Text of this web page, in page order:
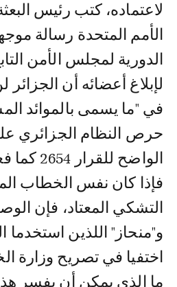
لاعتماده، كتب رئيس
الأمم المتحدة رسالة
الدورية لمجلس الأمن
لإبلاغ أعضائه أن
في "ما يسمى بالموائد
حرص النظام الجزائري
الواضح
فإذا كان نفس الخطاب
التشكي المعتاد، فإن
و"منحاز" اللذين استخدما
اختفيا في تصريح وزارة
ما الذي يمكن أن يفسر